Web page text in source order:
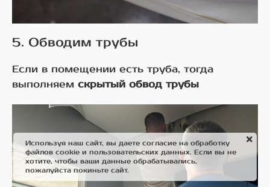
5. Обводим трубы
Если в помещении есть труба, тогда
выполняем скрытый обвод трубы
Используя наш сайт, вы даете согласие на обработку
файлов cookie и пользовательских данных. Если вы не
хотите, чтобы ваши данные обрабатывались,
пожалуйста покиньте сайт.